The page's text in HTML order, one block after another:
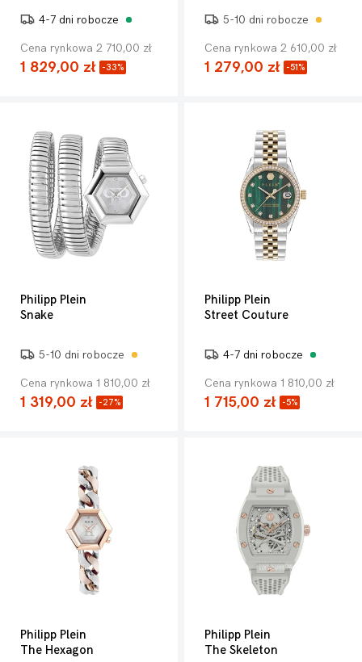
4-7 dni robocze
Cena rynkowa 2 710,00 zł
1 829,00 zł -33%
5-10 dni robocze
Cena rynkowa 2 610,00 zł
1 279,00 zł -51%
Philipp Plein
Snake
5-10 dni robocze
Cena rynkowa 1 810,00 zł
1 319,00 zł -27%
Philipp Plein
Street Couture
4-7 dni robocze
Cena rynkowa 1 810,00 zł
1 715,00 zł -5%
Philipp Plein
The Hexagon
Philipp Plein
The Skeleton